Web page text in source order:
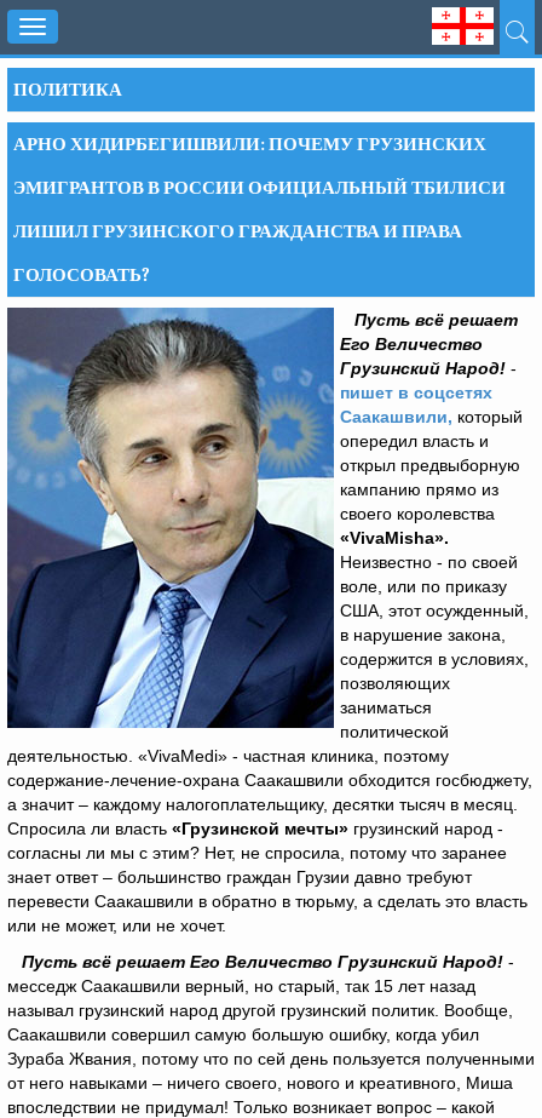
Toggle
navigation
ПОЛИТИКА
АРНО ХИДИРБЕГИШВИЛИ: ПОЧЕМУ ГРУЗИНСКИХ
ЭМИГРАНТОВ В РОССИИ ОФИЦИАЛЬНЫЙ ТБИЛИСИ
ЛИШИЛ ГРУЗИНСКОГО ГРАЖДАНСТВА И ПРАВА
ГОЛОСОВАТЬ?
Пусть всё решает
Его Величество
Грузинский Народ! -
пишет в соцсетях
Саакашвили, который
опередил власть и
открыл предвыборную
кампанию прямо из
своего королевства
«VivaMisha».
Неизвестно - по своей
воле, или по приказу
США, этот осужденный,
в нарушение закона,
содержится в условиях,
позволяющих
заниматься
политической
деятельностью. «VivaMedi» - частная клиника, поэтому
содержание-лечение-охрана Саакашвили обходится госбюджету,
а значит – каждому налогоплательщику, десятки тысяч в месяц.
Спросила ли власть «Грузинской мечты» грузинский народ -
согласны ли мы с этим? Нет, не спросила, потому что заранее
знает ответ – большинство граждан Грузии давно требуют
перевести Саакашвили в обратно в тюрьму, а сделать это власть
или не может, или не хочет.
Пусть всё решает Его Величество Грузинский Народ! -
месседж Саакашвили верный, но старый, так 15 лет назад
называл грузинский народ другой грузинский политик. Вообще,
Саакашвили совершил самую большую ошибку, когда убил
Зураба Жвания, потому что по сей день пользуется полученными
от него навыками – ничего своего, нового и креативного, Миша
впоследствии не придумал! Только возникает вопрос – какой